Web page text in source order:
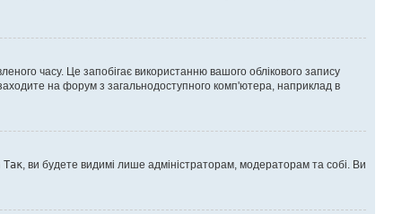
часу. Це запобігає використанню вашого облікового запису
на форум з загальнодоступного комп'ютера, наприклад в
Так, ви будете видимі лише адміністраторам, модераторам та собі. Ви